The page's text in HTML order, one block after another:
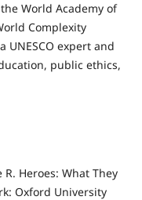
World Academy of
Complexity
UNESCO expert and
public ethics,
R. Heroes: What They
Oxford University